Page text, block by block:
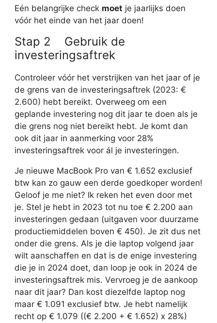
Eén belangrijke check moet je jaarlijks doen
vóór het einde van het jaar doen!
Stap 2 Gebruik de
investeringsaftrek
Controleer vóór het verstrijken van het jaar of je
de grens van de investeringsaftrek (2023: €
2.600) hebt bereikt. Overweeg om een
geplande investering nog dit jaar te doen als je
die grens nog niet bereikt hebt. Je komt dan
ook dit jaar in aanmerking voor 28%
investeringsaftrek voor ál je investeringen.
Je nieuwe MacBook Pro van € 1.652 exclusief
btw kan zo gauw een derde goedkoper worden!
Geloof je me niet? Ik reken het even door met
je. Stel je hebt in 2023 tot nu toe € 2.200 aan
investeringen gedaan (uitgaven voor duurzame
productiemiddelen boven € 450). Je zit dus net
onder die grens. Als je die laptop volgend jaar
wilt aanschaffen en dat is de enige investering
die je in 2024 doet, dan loop je ook in 2024 de
investeringsaftrek mis. Vervroeg je de aankoop
naar dit jaar? Dan kost diezelfde laptop nog
maar € 1.091 exclusief btw. Je hebt namelijk
recht op € 1.079 ((€ 2.200 + € 1.652) x 28%)